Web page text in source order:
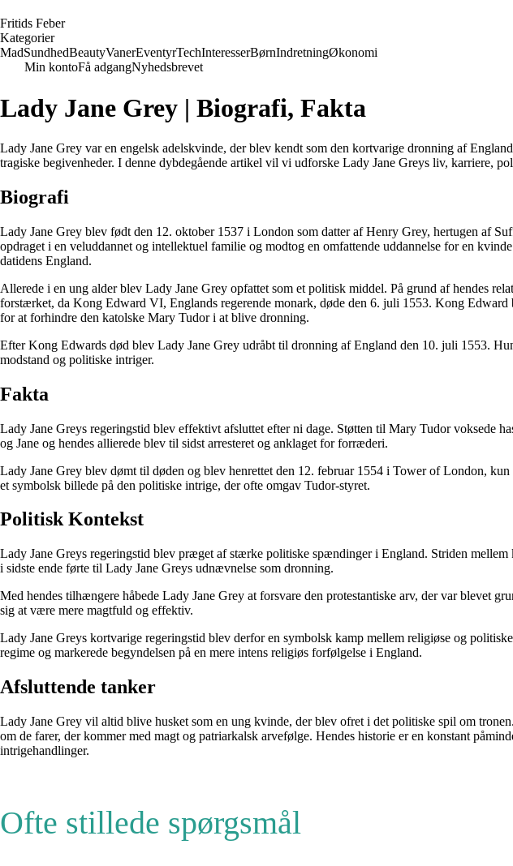
Fritids Feber
Kategorier
MadSundhedBeautyVanerEventyrTechInteresserBørnIndretningØkonomi
Min kontoFå adgangNyhedsbrevet
Lady Jane Grey | Biografi, Fakta
Lady Jane Grey var en engelsk adelskvinde, der blev kendt som den kortvarige dronning af
tragiske begivenheder. I denne dybdegående artikel vil vi udforske Lady Jane Greys liv, karriere,
Biografi
Lady Jane Grey blev født den 12. oktober 1537 i London som datter af Henry Grey, hertugen af
opdraget i en veluddannet og intellektuel familie og modtog en omfattende uddannelse for en
datidens England.
Allerede i en ung alder blev Lady Jane Grey opfattet som et politisk middel. På grund af hendes
forstærket, da Kong Edward VI, Englands regerende monark, døde den 6. juli 1553. Kong
for at forhindre den katolske Mary Tudor i at blive dronning.
Efter Kong Edwards død blev Lady Jane Grey udråbt til dronning af England den 10. juli 1553.
modstand og politiske intriger.
Fakta
Lady Jane Greys regeringstid blev effektivt afsluttet efter ni dage. Støtten til Mary Tudor voksede
og Jane og hendes allierede blev til sidst arresteret og anklaget for forræderi.
Lady Jane Grey blev dømt til døden og blev henrettet den 12. februar 1554 i Tower of London,
et symbolsk billede på den politiske intrige, der ofte omgav Tudor-styret.
Politisk Kontekst
Lady Jane Greys regeringstid blev præget af stærke politiske spændinger i England. Striden
i sidste ende førte til Lady Jane Greys udnævnelse som dronning.
Med hendes tilhængere håbede Lady Jane Grey at forsvare den protestantiske arv, der var blevet
sig at være mere magtfuld og effektiv.
Lady Jane Greys kortvarige regeringstid blev derfor en symbolsk kamp mellem religiøse og
regime og markerede begyndelsen på en mere intens religiøs forfølgelse i England.
Afsluttende tanker
Lady Jane Grey vil altid blive husket som en ung kvinde, der blev ofret i det politiske spil om
om de farer, der kommer med magt og patriarkalsk arvefølge. Hendes historie er en konstant
intrigehandlinger.
Ofte stillede spørgsmål